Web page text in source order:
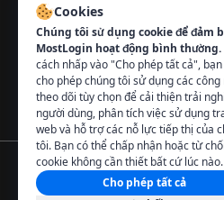
Liên hệ:
info@mostlogin.com
© 2026 MostLogin. Đã đăng ký
Cookies
Chúng tôi sử dụng cookie để đảm
MostLogin hoạt động bình thường.
cách nhấp vào "Cho phép tất cả",
cho phép chúng tôi sử dụng các công
theo dõi tùy chọn để cải thiện trải
người dùng, phân tích việc sử dụng
web và hỗ trợ các nỗ lực tiếp thị của
tôi. Bạn có thể chấp nhận hoặc từ chối
cookie không cần thiết bất cứ lúc nào.
Cho phép tất cả